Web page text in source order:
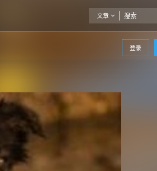
文章
登录